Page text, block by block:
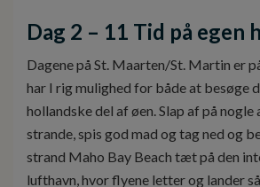
Dag 2 – 11 Tid på egen
Dagene på St. Maarten/St. Martin er
har I rig mulighed for både at besøge
hollandske del af øen. Slap af på
strande, spis god mad og tag ned og
strand Maho Bay Beach tæt på den
lufthavn, hvor flyene letter og lander